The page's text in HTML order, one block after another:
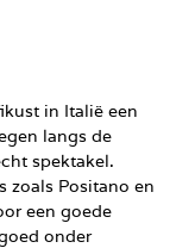
in Italië een
langs de
spektakel.
zoals Positano en
een goede
onder